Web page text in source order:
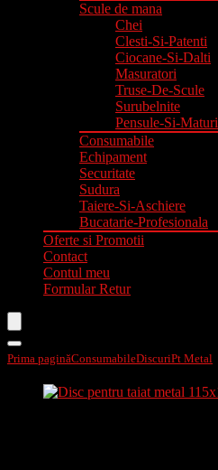
Scule de mana
Chei
Clesti-Si-Patenti
Ciocane-Si-Dalti
Masuratori
Truse-De-Scule
Surubelnite
Pensule-Si-Maturi
Consumabile
Echipament
Securitate
Sudura
Taiere-Si-Aschiere
Bucatarie-Profesionala
Oferte si Promotii
Contact
Contul meu
Formular Retur
Prima paginăConsumabileDiscuriPt Metal